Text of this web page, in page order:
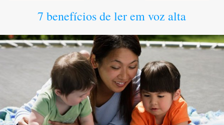
7 benefícios de ler em voz alta